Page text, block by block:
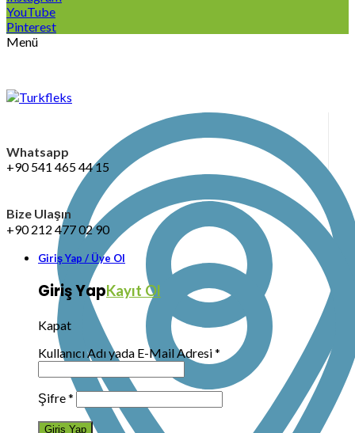
YouTube
Pinterest
Menü
Whatsapp
+90 541 465 44 15
Bize Ulaşın
+90 212 477 02 90
Giriş Yap / Üye Ol
Giriş YapKayıt Ol
Kapat
Kullanıcı Adı yada E-Mail Adresi*
Şifre*